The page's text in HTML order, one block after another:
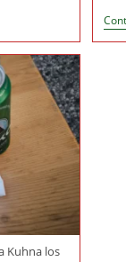
Kuhna los